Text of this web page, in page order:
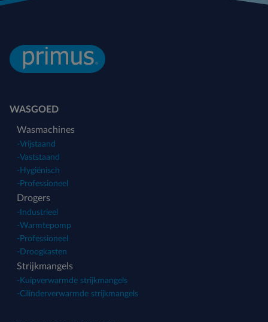
WASGOED
Wasmachines
-Vrijstaand
-Vaststaand
- Hygiënisch
- Professioneel
Drogers
- Industrieel
-Warmtepomp
- Professioneel
- Droogkasten
Strijkmangels
- Kuipverwarmde strijkmangels
-Cilinderverwarmde strijkmangels